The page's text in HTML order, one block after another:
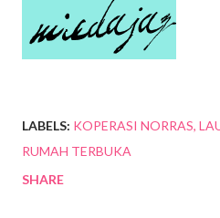
LABELS: KOPERASI NORRAS
RUMAH TERBUKA
SHARE